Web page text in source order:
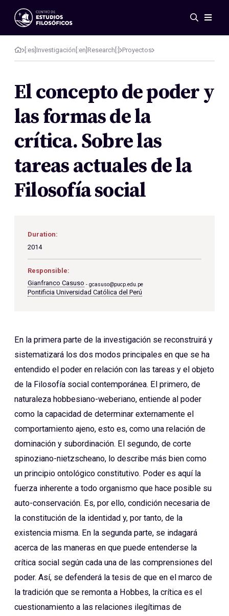
Events
News
Research
Publications
Gallery
EN
About Us
Regulations
[:es]Investigación[:en]Research[:] Proyectos
El concepto de poder y
las formas de la
crítica. Sobre las
tareas actuales de la
Filosofía social
Duration:
2014
Responsible:
Gianfranco Casuso
gcasuso@pucp.edu.pe
Pontificia Universidad Católica del Perú
En la primera parte de la investigación se reconstruirá y
sistematizará los dos modos principales en que se ha
entendido el poder en relación con las tareas y el objeto
de la Filosofía social contemporánea. El primero, de
naturaleza hobbesiano-weberiano, entiende al poder
como la capacidad de determinar externamente el
comportamiento ajeno, esto es, como una relación de
dominación y subordinación. El segundo, de corte
spinoziano-nietzscheano, lo describe más bien como
un principio ontológico constitutivo. Poder es aquí la
fuerza inherente a todo organismo que hace posible su
auto-conservación. Es, por ello, condición necesaria de
la constitución de la identidad y, por tanto, de la
existencia misma. En la segunda parte, se indagará
acerca de las maneras en que puede entenderse la
crítica social según cada una de las comprensiones del
poder. Así, se defenderá la tesis de que en el marco de
la tradición que se remonta a Hobbes, la crítica es el
cuestionamiento a las relaciones ilegítimas de